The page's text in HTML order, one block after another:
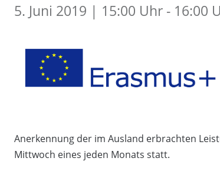
5. Juni 2019 | 15:00 Uhr - 16:00
Anerkennung der im Ausland erbrachten
Mittwoch eines jeden Monats statt.